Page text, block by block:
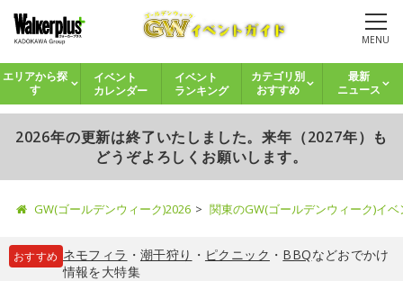
MENU
エリアから探
す
イベント
カレンダー
イベント
ランキング
カテゴリ別
おすすめ
最新
ニュース
2026年の更新は終了いたしました。来年（2027年）も
どうぞよろしくお願いします。
GW(ゴールデンウィーク)2026 関東のGW(ゴールデンウィーク)イ
おすすめ ネモフィラ ・ 潮干狩り ・ ピクニック ・ BBQなどおでかけ
情報を大特集